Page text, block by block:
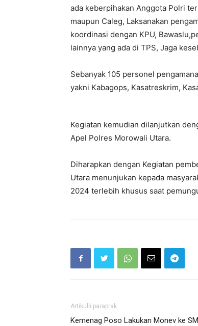
ada keberpihakan Anggota Polri
maupun Caleg, Laksanakan
koordinasi dengan KPU,
lainnya yang ada di TPS, Jaga
Sebanyak 105 personel
yakni Kabagops, Kasatreskrim,
Kegiatan kemudian dilanjutkan
Apel Polres Morowali Utara.
Diharapkan dengan Kegiatan
Utara menunjukan kepada
2024 terlebih khusus saat
Artikulli paraprak
Kemenag Poso Lakukan Monev ke